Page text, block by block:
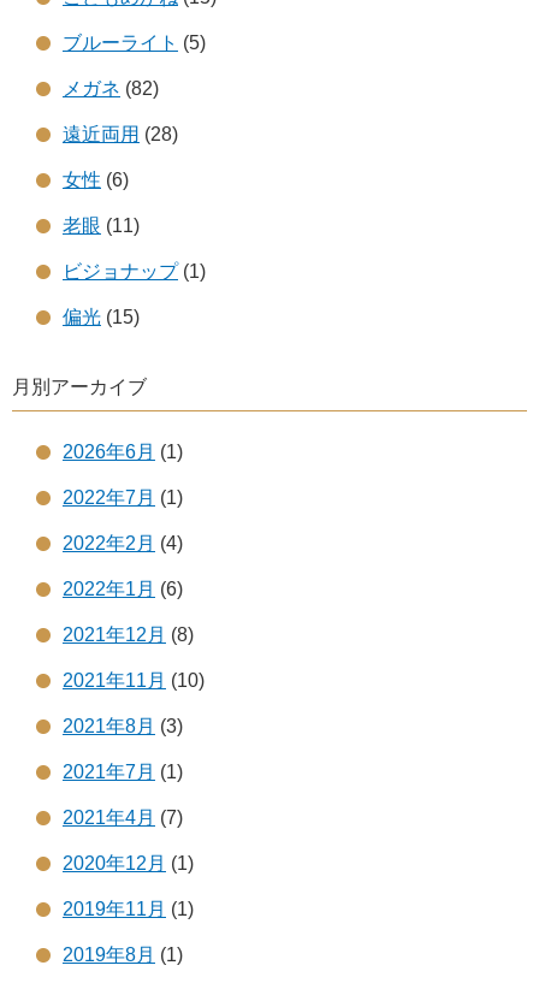
ブルーライト (5)
メガネ (82)
遠近両用 (28)
女性 (6)
老眼 (11)
ビジョナップ(1)
偏光 (15)
月別アーカイブ
2026年6月 (1)
2022年7月 (1)
2022年2月 (4)
2022年1月 (6)
2021年12月 (8)
2021年11月 (10)
2021年8月 (3)
2021年7月 (1)
2021年4月 (7)
2020年12月 (1)
2019年11月 (1)
2019年8月 (1)